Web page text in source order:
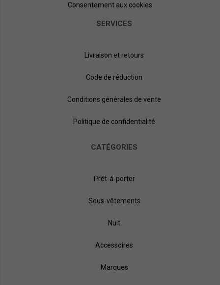
Consentement aux cookies
SERVICES
Livraison et retours
Code de réduction
Conditions générales de vente
Politique de confidentialité
CATÉGORIES
Prêt-à-porter
Sous-vêtements
Nuit
Accessoires
Marques